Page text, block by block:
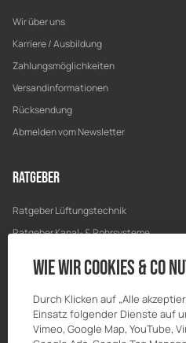
Wir über uns
Karriere / Ausbildung
Zahlungsmöglichkeiten
Versandinformationen
Rücksendung
Abmelden vom Newsletter
Ratgeber
Ratgeber Lüftungstechnik
Ratgeber Kanal- & Rohrsysteme
Ratgeber Bau & Trockenbau
Wie wir Cookies & Co
Durch Klicken auf „Alle
Einsatz folgender Dienste auf
Vimeo, Google Map, YouTube,